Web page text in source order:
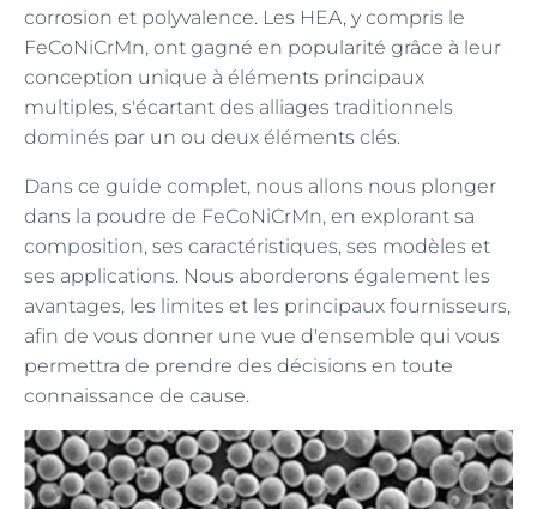
corrosion et polyvalence. Les HEA, y compris le
FeCoNiCrMn, ont gagné en popularité grâce à leur
conception unique à éléments principaux
multiples, s'écartant des alliages traditionnels
dominés par un ou deux éléments clés.
Dans ce guide complet, nous allons nous plonger
dans la poudre de FeCoNiCrMn, en explorant sa
composition, ses caractéristiques, ses modèles et
ses applications. Nous aborderons également les
avantages, les limites et les principaux fournisseurs,
afin de vous donner une vue d'ensemble qui vous
permettra de prendre des décisions en toute
connaissance de cause.